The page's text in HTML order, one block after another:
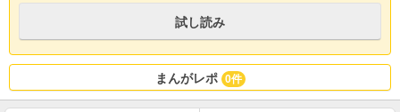
前編（10ページ） ・聖女様になりたいのに攻撃魔法しか使えないんですけど!?
第5話（25ページ） ・暴食のベルセルク～俺だけレベルという概念を突破する
～ 第76話（26ページ） ・KILLER'S HOLIDAY 第68話（8ページ） ・もふもふ
と行く、腹ペコ料理人の絶品グルメライフ 番外編（6ページ） ・センパイ、自
宅警備員の雇用はいかがですか？ 第9話（20ページ） ・霜月さんはモブが好き
～人見知りな彼女は俺にだけデレ甘い～ 第19話後編（12ページ） ・冒険者ギ
ルドが十二歳からしか入れなかったので、サバよみました。 第16話（18ペー
試し読み
まんがレポ 0件